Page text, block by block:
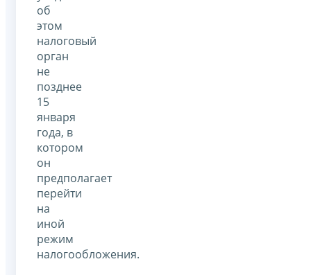
об
этом
налоговый
орган
не
позднее
15
января
года, в
котором
он
предполагает
перейти
на
иной
режим
налогообложения.